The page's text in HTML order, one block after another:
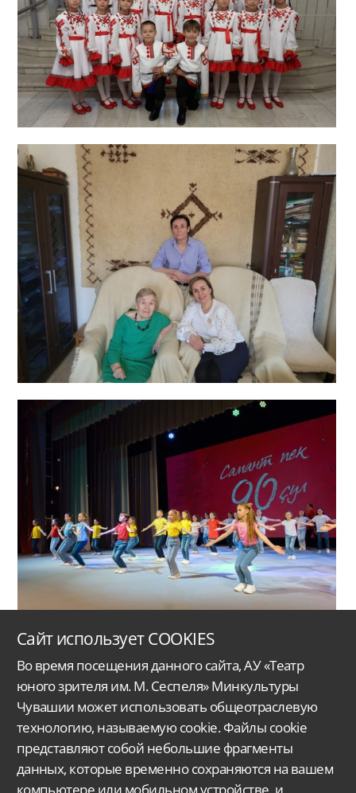
Автономное учреждение Чувашской Республики«Чувашский государственный
ордена Дружбы народовтеатр юного зрителя им. М. Сеспеля»Министерства
культуры, по делам национальностей и архивного дела Чувашской Республики.
Сайт использует COOKIES
Во время посещения данного сайта, АУ «Театр
юного зрителя им. М. Сеспеля» Минкультуры
Чувашии может использовать общеотраслевую
технологию, называемую cookie. Файлы cookie
представляют собой небольшие фрагменты
данных, которые временно сохраняются на вашем
компьютере или мобильном устройстве, и